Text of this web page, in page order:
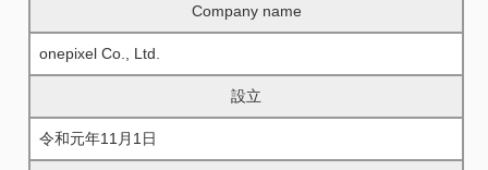
Company name
onepixel Co., Ltd.
設立
令和元年11月1日